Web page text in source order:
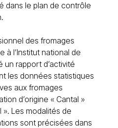
dans le plan de contrôle
des fromages
à l’Institut national de
un rapport d’activité
les données statistiques
aux fromages
d’origine « Cantal »
». Les modalités de
sont précisées dans